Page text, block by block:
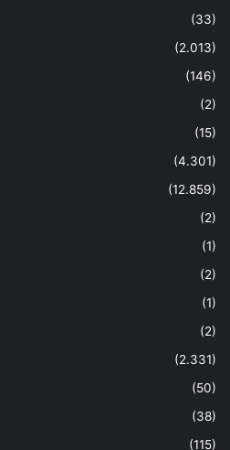
(33)
(2.013)
(146)
(2)
(15)
(4.301)
(12.859)
(2)
(1)
(2)
(1)
(2)
(2.331)
(50)
(38)
(115)